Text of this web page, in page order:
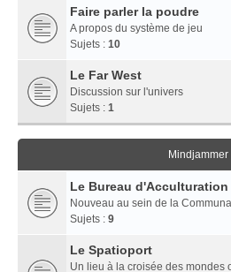
Faire parler la poudre
A propos du système de jeu
Sujets : 10
Le Far West
Discussion sur l'univers
Sujets : 1
Mindjammer
Le Bureau d'Acculturation
Nouveau au sein de la
Sujets : 9
Le Spatioport
Un lieu à la croisée des mondes